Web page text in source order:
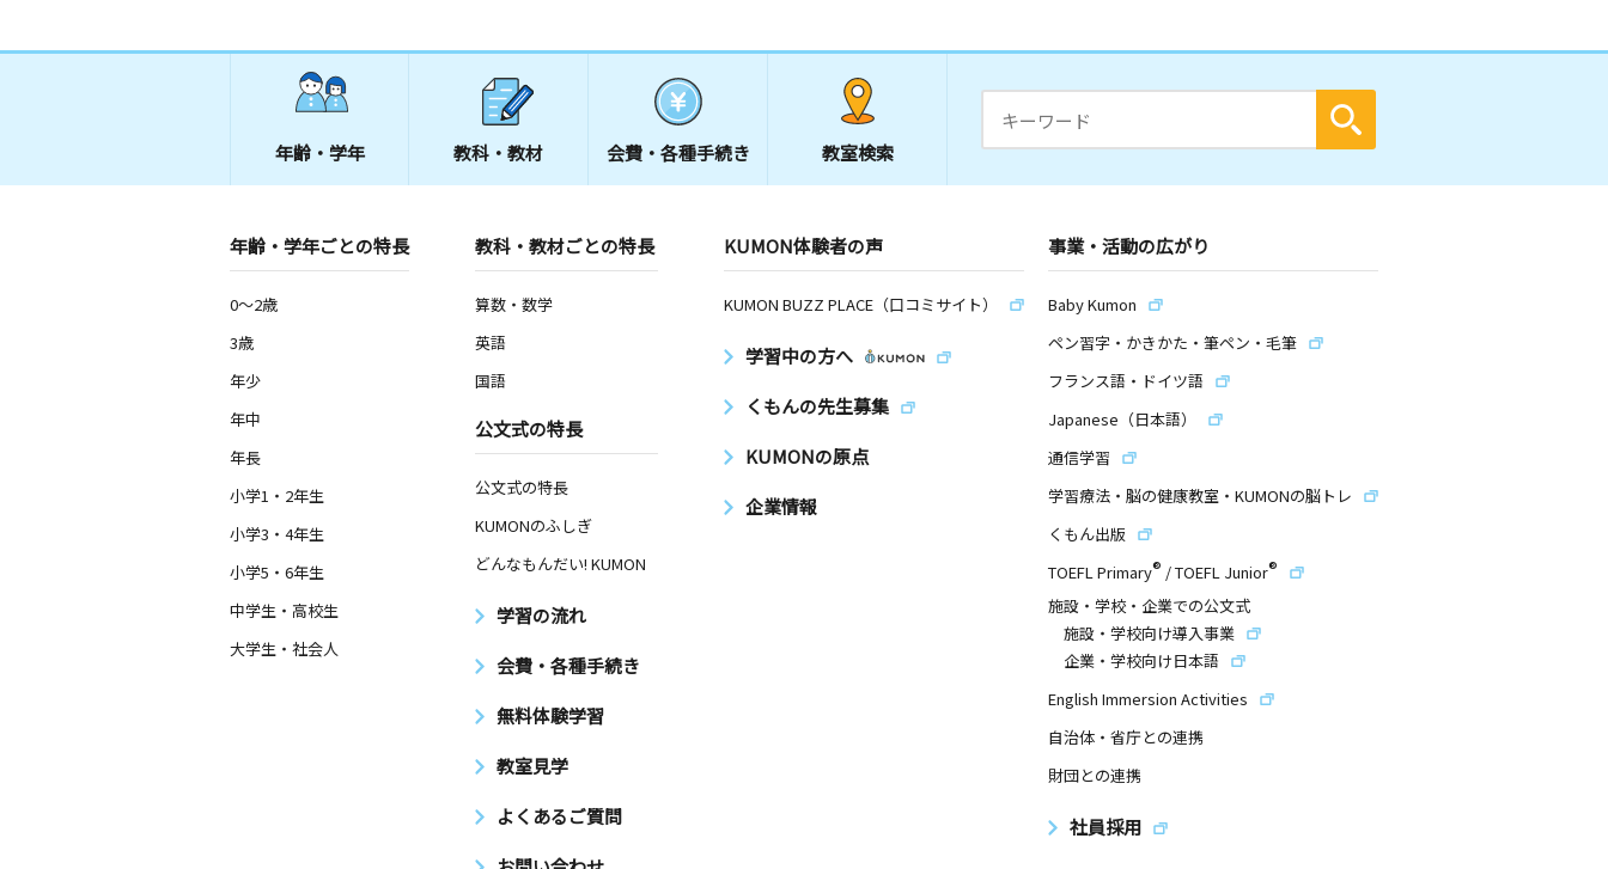
年齢・学年 教科・教材 会費・ 各種手続き 教室検索
年齢・学年ごとの特長
0～2歳
3歳
年少
年中
年長
小学1・2年生
小学3・4年生
小学5・6年生
中学生・高校生
大学生・社会人
教科・教材ごとの特長
算数・数学
英語
国語
公文式の特長
公文式の特長
KUMONのふしぎ
どんなもんだい! KUMON
学習の流れ
会費・各種手続き
無料体験学習
教室見学
よくあるご質問
KUMON体験者の声
KUMON BUZZ PLACE（口コミサイト）
学習中の方へ
くもんの先生募集
KUMONの原点
企業情報
事業・活動の広がり
Baby Kumon
ペン習字・かきかた・筆ペン・毛筆
フランス語・ドイツ語
Japanese（日本語）
通信学習
学習療法・脳の健康教室・KUMONの脳トレ
くもん出版
TOEFL Primary® /TOEFL Junior®
施設・学校・企業での公文式
施設・学校向け導入事業
企業・学校向け日本語
English Immersion Activities
自治体・省庁との連携
財団との連携
社員採用